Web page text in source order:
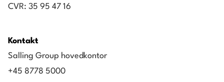
CVR: 35 95 47 16
Kontakt
Salling Group hovedkontor
+45 8778 5000